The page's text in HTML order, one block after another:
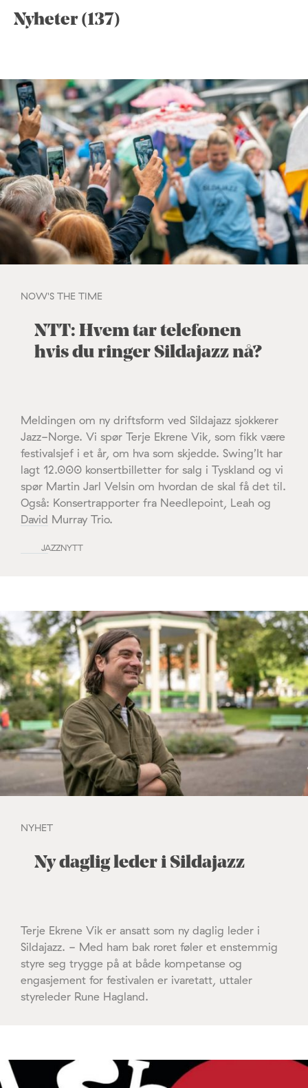
Nyheter (137)
NOW'S THE TIME
NTT: Hvem tar telefonen
hvis du ringer Sildajazz nå?
Meldingen om ny driftsform ved Sildajazz sjokkerer
Jazz-Norge. Vi spør Terje Ekrene Vik, som fikk være
festivalsjef i et år, om hva som skjedde. Swing’It har
lagt 12.000 konsertbilletter for salg i Tyskland og vi
spør Martin Jarl Velsin om hvordan de skal få det til.
Også: Konsertrapporter fra Needlepoint, Leah og
David Murray Trio.
JAZZNYTT
NYHET
Ny daglig leder i Sildajazz
Terje Ekrene Vik er ansatt som ny daglig leder i
Sildajazz. - Med ham bak roret føler et enstemmig
styre seg trygge på at både kompetanse og
engasjement for festivalen er ivaretatt, uttaler
styreleder Rune Hagland.